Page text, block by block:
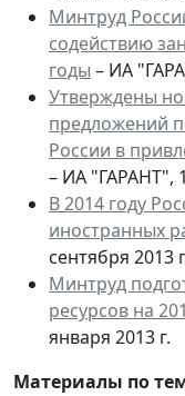
Минтруд
содействию
годы – ИА
Утверждены
предложений
России в
– ИА "ГАРАНТ",
В 2014 году
иностранных
сентября 2013
Минтруд
ресурсов на
января 2013 г.
Материалы по